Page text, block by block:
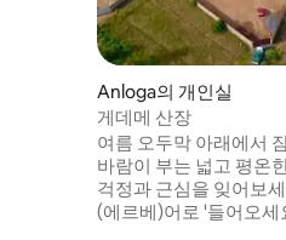
Anloga의 개인실
게데메 산장
여름 오두막 아래에서
바람이 부는 넓고 평온
걱정과 근심을 잊어보세요. 게데메는
(에르베)어로 '들어오세